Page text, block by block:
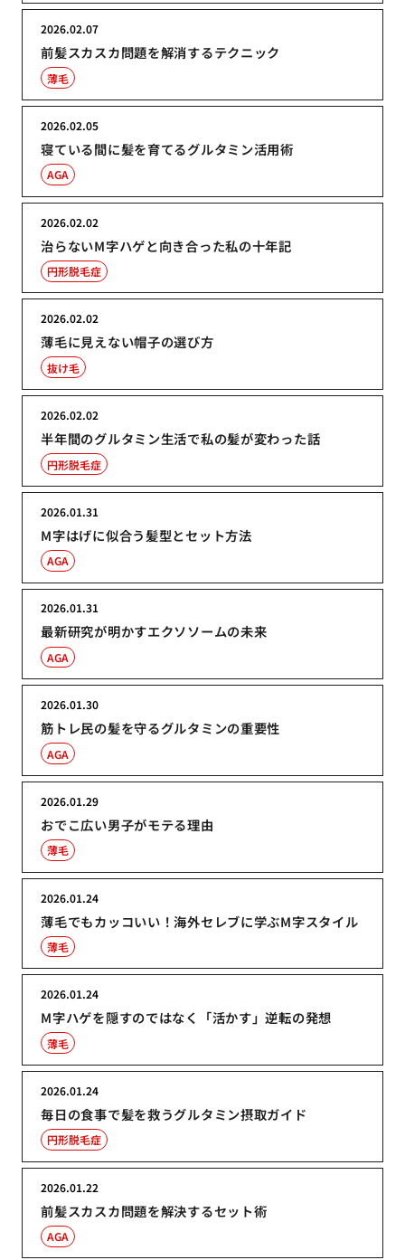
前髪スカスカ問題を解消するテクニック
2026.02.07
薄毛
寝ている間に髪を育てるグルタミン活用術
2026.02.05
AGA
治らないM字ハゲと向き合った私の十年記
2026.02.02
円形脱毛症
薄毛に見えない帽子の選び方
2026.02.02
抜け毛
半年間のグルタミン生活で私の髪が変わった話
2026.02.02
円形脱毛症
M字はげに似合う髪型とセット方法
2026.01.31
AGA
最新研究が明かすエクソソームの未来
2026.01.31
AGA
筋トレ民の髪を守るグルタミンの重要性
2026.01.30
AGA
おでこ広い男子がモテる理由
2026.01.29
薄毛
薄毛でもカッコいい！海外セレブに学ぶM字スタイル
2026.01.24
薄毛
M字ハゲを隠すのではなく「活かす」逆転の発想
2026.01.24
薄毛
毎日の食事で髪を救うグルタミン摂取ガイド
2026.01.24
円形脱毛症
前髪スカスカ問題を解決するセット術
2026.01.22
AGA